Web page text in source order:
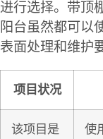
进行选择。带顶
阳台虽然都可以
表面处理和维护
项目状况
该项目是
使